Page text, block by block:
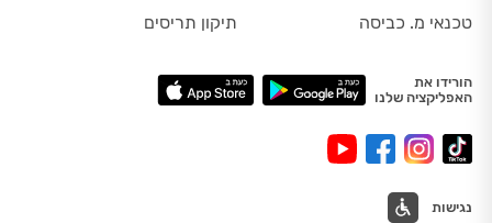
טכנאי מ. כביסה
תיקון תריסים
הורידו את
האפליקציה שלנו
נגישות